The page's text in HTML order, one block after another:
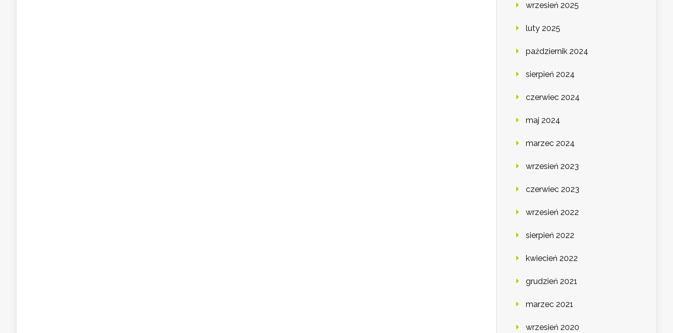
wrzesień 2025
luty 2025
październik 2024
sierpień 2024
czerwiec 2024
maj 2024
marzec 2024
wrzesień 2023
czerwiec 2023
wrzesień 2022
sierpień 2022
kwiecień 2022
grudzień 2021
marzec 2021
wrzesień 2020